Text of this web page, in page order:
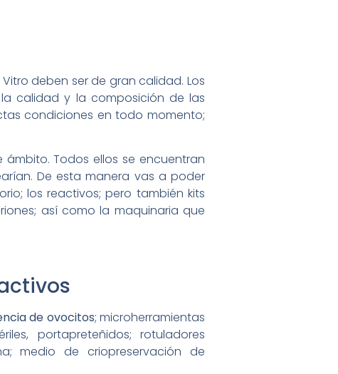
deben ser de gran calidad. Los
calidad y la composición de las
condiciones en todo momento;
Todos ellos se encuentran
De esta manera vas a poder
los reactivos; pero también kits
así como la maquinaria que
de ovocitos; microherramientas
portapreteñidos; rotuladores
medio de criopreservación de